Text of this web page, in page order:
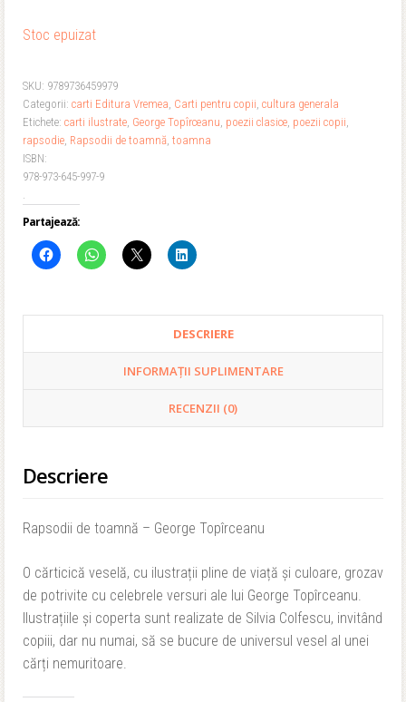
Stoc epuizat
SKU: 9789736459979
Categorii: carti Editura Vremea Carti pentru copii cultura generala
Etichete: carti ilustrate George Topîrceanu poezii clasice poezii copii
rapsodie Rapsodii de toamnă toamna
ISBN:
978-973-645-997-9
Partajează:
DESCRIERE
INFORMAȚII SUPLIMENTARE
RECENZII (0)
Descriere
Rapsodii de toamnă – George Topîrceanu
O cărticică veselă, cu ilustrații pline de viață și culoare, grozav
de potrivite cu celebrele versuri ale lui George Topîrceanu.
Ilustrațiile și coperta sunt realizate de Silvia Colfescu, invitând
copiii, dar nu numai, să se bucure de universul vesel al unei
cărți nemuritoare.